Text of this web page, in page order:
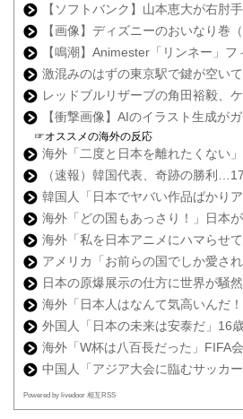
【ソフトバンク】山本恵大が右肘
【画像】ディズニーのおいなり巻
【鳴潮】Animester「リンネー」フ
激混みのはずの東京駅で鍵が空い
レッドブルリザーブの角田裕毅、
【衝撃画像】AIのイラスト生成が
☞オススメの海外の反応
海外「二度と日本を離れたくない」
（速報）韓国代表、奇跡の勝利
韓国人「日本でヤバい作品ばかり
海外「どの国もあっさり！」日本
海外「私を日本アニメにハマらせ
アメリカ「お前らの国でしか愛さ
日本の原爆展示の仕方に世界が騒
海外「日本人はなんて気高いんだ！
外国人「日本の未来は安泰だ」16
海外「W杯は八百長だった」FIFA
中国人「アジア大会に臨むサッカー
Powered by livedoor 相互RSS